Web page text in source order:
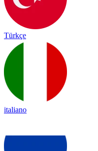
Türkçe
italiano